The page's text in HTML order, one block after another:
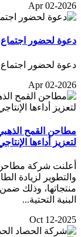
Apr 02-2026
دعوة لحضور اجتماع
دعوة لحضور اجتماع
Apr 02-2026
لتعزيز أداءها
أعلنت شركة مطاحن
والتطوير لزيادة
منتجاتها، وذلك
البنية التحتية...
Oct 12-2025